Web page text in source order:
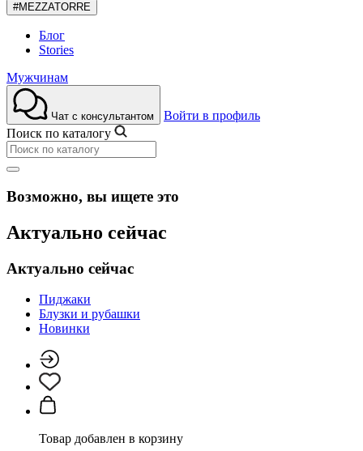
#MEZZATORRE
Блог
Stories
Мужчинам
Чат с консультантом
Войти в профиль
Поиск по каталогу
Возможно, вы ищете это
Актуально сейчас
Актуально сейчас
Пиджаки
Блузки и рубашки
Новинки
Товар добавлен в корзину